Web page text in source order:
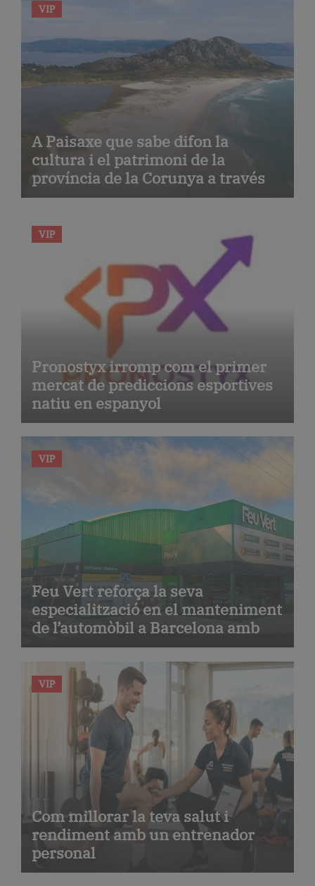
VIP
A Paisaxe que sabe difon la
cultura i el patrimoni de la
província de la Corunya a través
de la seva gastronomia
VIP
Pronostyx irromp com el primer
mercat de prediccions esportives
natiu en espanyol
VIP
Feu Vert reforça la seva
especialització en el manteniment
de l’automòbil a Barcelona amb
serveis de taller i mecànica
avançada
VIP
Com millorar la teva salut i
rendiment amb un entrenador
personal